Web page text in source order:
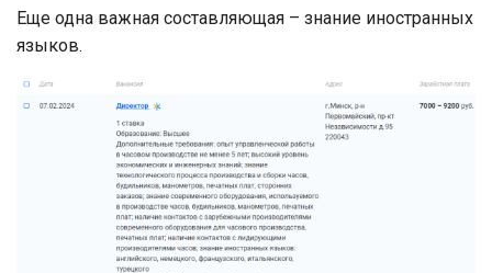
Еще одна важная составляющая – знание иностранных
языков.